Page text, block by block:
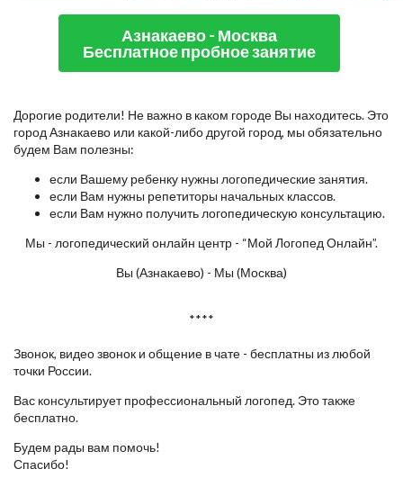
Азнакаево - Москва
Бесплатное пробное занятие
Дорогие родители! Не важно в каком городе Вы находитесь. Это
город Азнакаево или какой-либо другой город, мы обязательно
будем Вам полезны:
если Вашему ребенку нужны логопедические занятия.
если Вам нужны репетиторы начальных классов.
если Вам нужно получить логопедическую консультацию.
Мы - логопедический онлайн центр - “Мой Логопед Онлайн”.
Вы (Азнакаево) - Мы (Москва)
****
Звонок, видео звонок и общение в чате - бесплатны из любой
точки России.
Вас консультирует профессиональный логопед. Это также
бесплатно.
Будем рады вам помочь!
Спасибо!